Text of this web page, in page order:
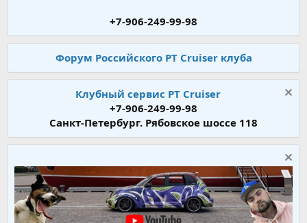
+7-906-249-99-98
Форум Российского PT Cruiser клуба
Клубный сервис PT Cruiser
+7-906-249-99-98
Санкт-Петербург. Рябовское шоссе 118